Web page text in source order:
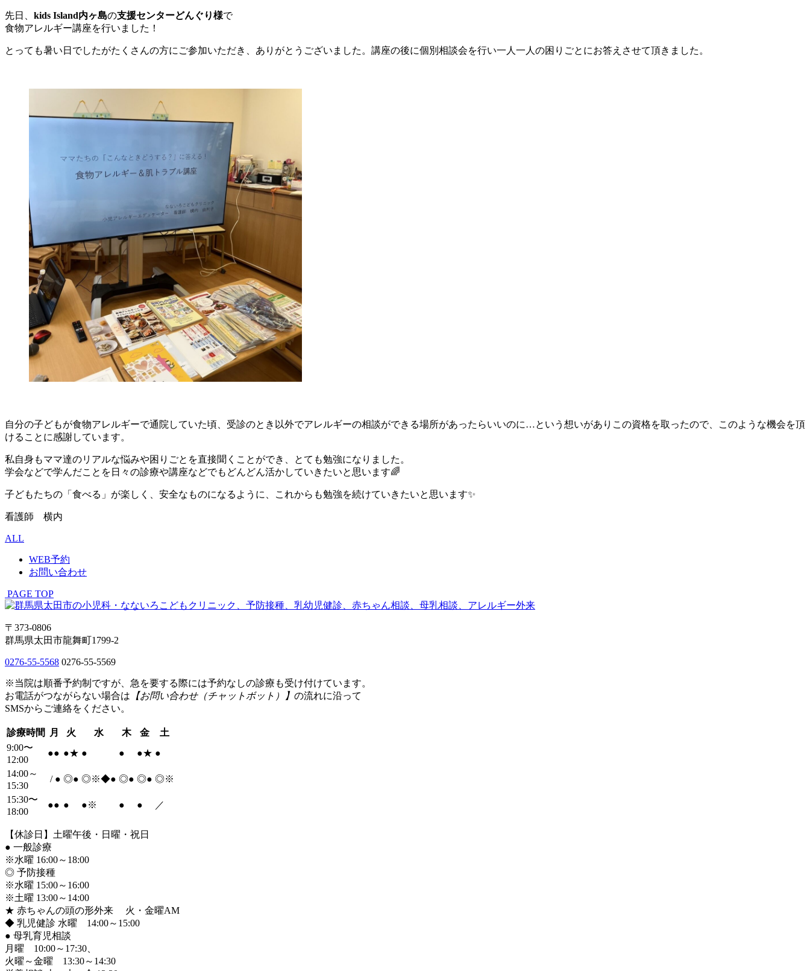
先日、 kids Island内ヶ島の支援センターどんぐり様で
食物アレルギー講座を行いました！
とっても暑い日でしたがたくさんの方にご参加いただき、ありがとうございました。講座の後に個別相談会を行い一人一人の困りごとにお答えさせて頂きました。
自分の子どもが食物アレルギーで通院していた頃、受診のとき以外でアレルギーの相談ができる場所があったらいいのに…という想いがありこの資格を取ったので、このような機会を頂
けることに感謝しています。
私自身もママ達のリアルな悩みや困りごとを直接聞くことができ、とても勉強になりました。
学会などで学んだことを日々の診療や講座などでもどんどん活かしていきたいと思います🌈
子どもたちの「食べる」が楽しく、安全なものになるように、これからも勉強を続けていきたいと思います✨
看護師 横内
ALL
WEB予約
お問い合わせ
PAGE TOP
〒373-0806
群馬県太田市龍舞町1799-2
0276-55-5568 0276-55-5569
※当院は順番予約制ですが、急を要する際には予約なしの診療も受け付けています。
お電話がつながらない場合は 【お問い合わせ（チャットボット）】 の流れに沿って
SMSからご連絡をください。
診療時間 月 火 水 木 金
土
9:00〜
12:00
●● ●★ ● ● ●★ ●
14:00～
15:30
/ ● ◎● ◎※◆● ◎● ◎● ◎※
15:30〜
18:00
●● ● ●※ ● ● ／
【休診日】土曜午後・日曜・祝日
● 一般診療
※水曜 16:00～18:00
◎ 予防接種
※水曜 15:00～16:00
※土曜 13:00～14:00
★ 赤ちゃんの頭の形外来 火・金曜AM
◆ 乳児健診 水曜 14:00～15:00
● 母乳育児相談
月曜 10:00～17:30、
火曜～金曜 13:30～14:30